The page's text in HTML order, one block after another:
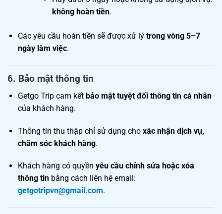
không hoàn tiền.
Các yêu cầu hoàn tiền sẽ được xử lý trong vòng 5–7
ngày làm việc.
6. Bảo mật thông tin
Getgo Trip cam kết bảo mật tuyệt đối thông tin cá nhân
của khách hàng.
Thông tin thu thập chỉ sử dụng cho xác nhận dịch vụ,
chăm sóc khách hàng.
Khách hàng có quyền yêu cầu chỉnh sửa hoặc xóa
thông tinbằng cách liên hệ email:
getgotripvn@gmail.com.